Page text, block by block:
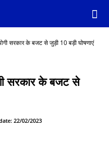
सरकार के बजट से जुड़ी 10 बड़ी घोषणाएं
सरकार के बजट से
22/02/2023